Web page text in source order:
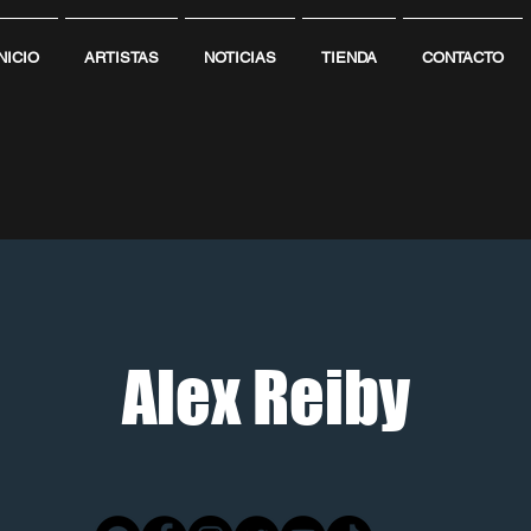
ARTISTAS NOTICIAS TIENDA CONTACTO
Alex Reiby